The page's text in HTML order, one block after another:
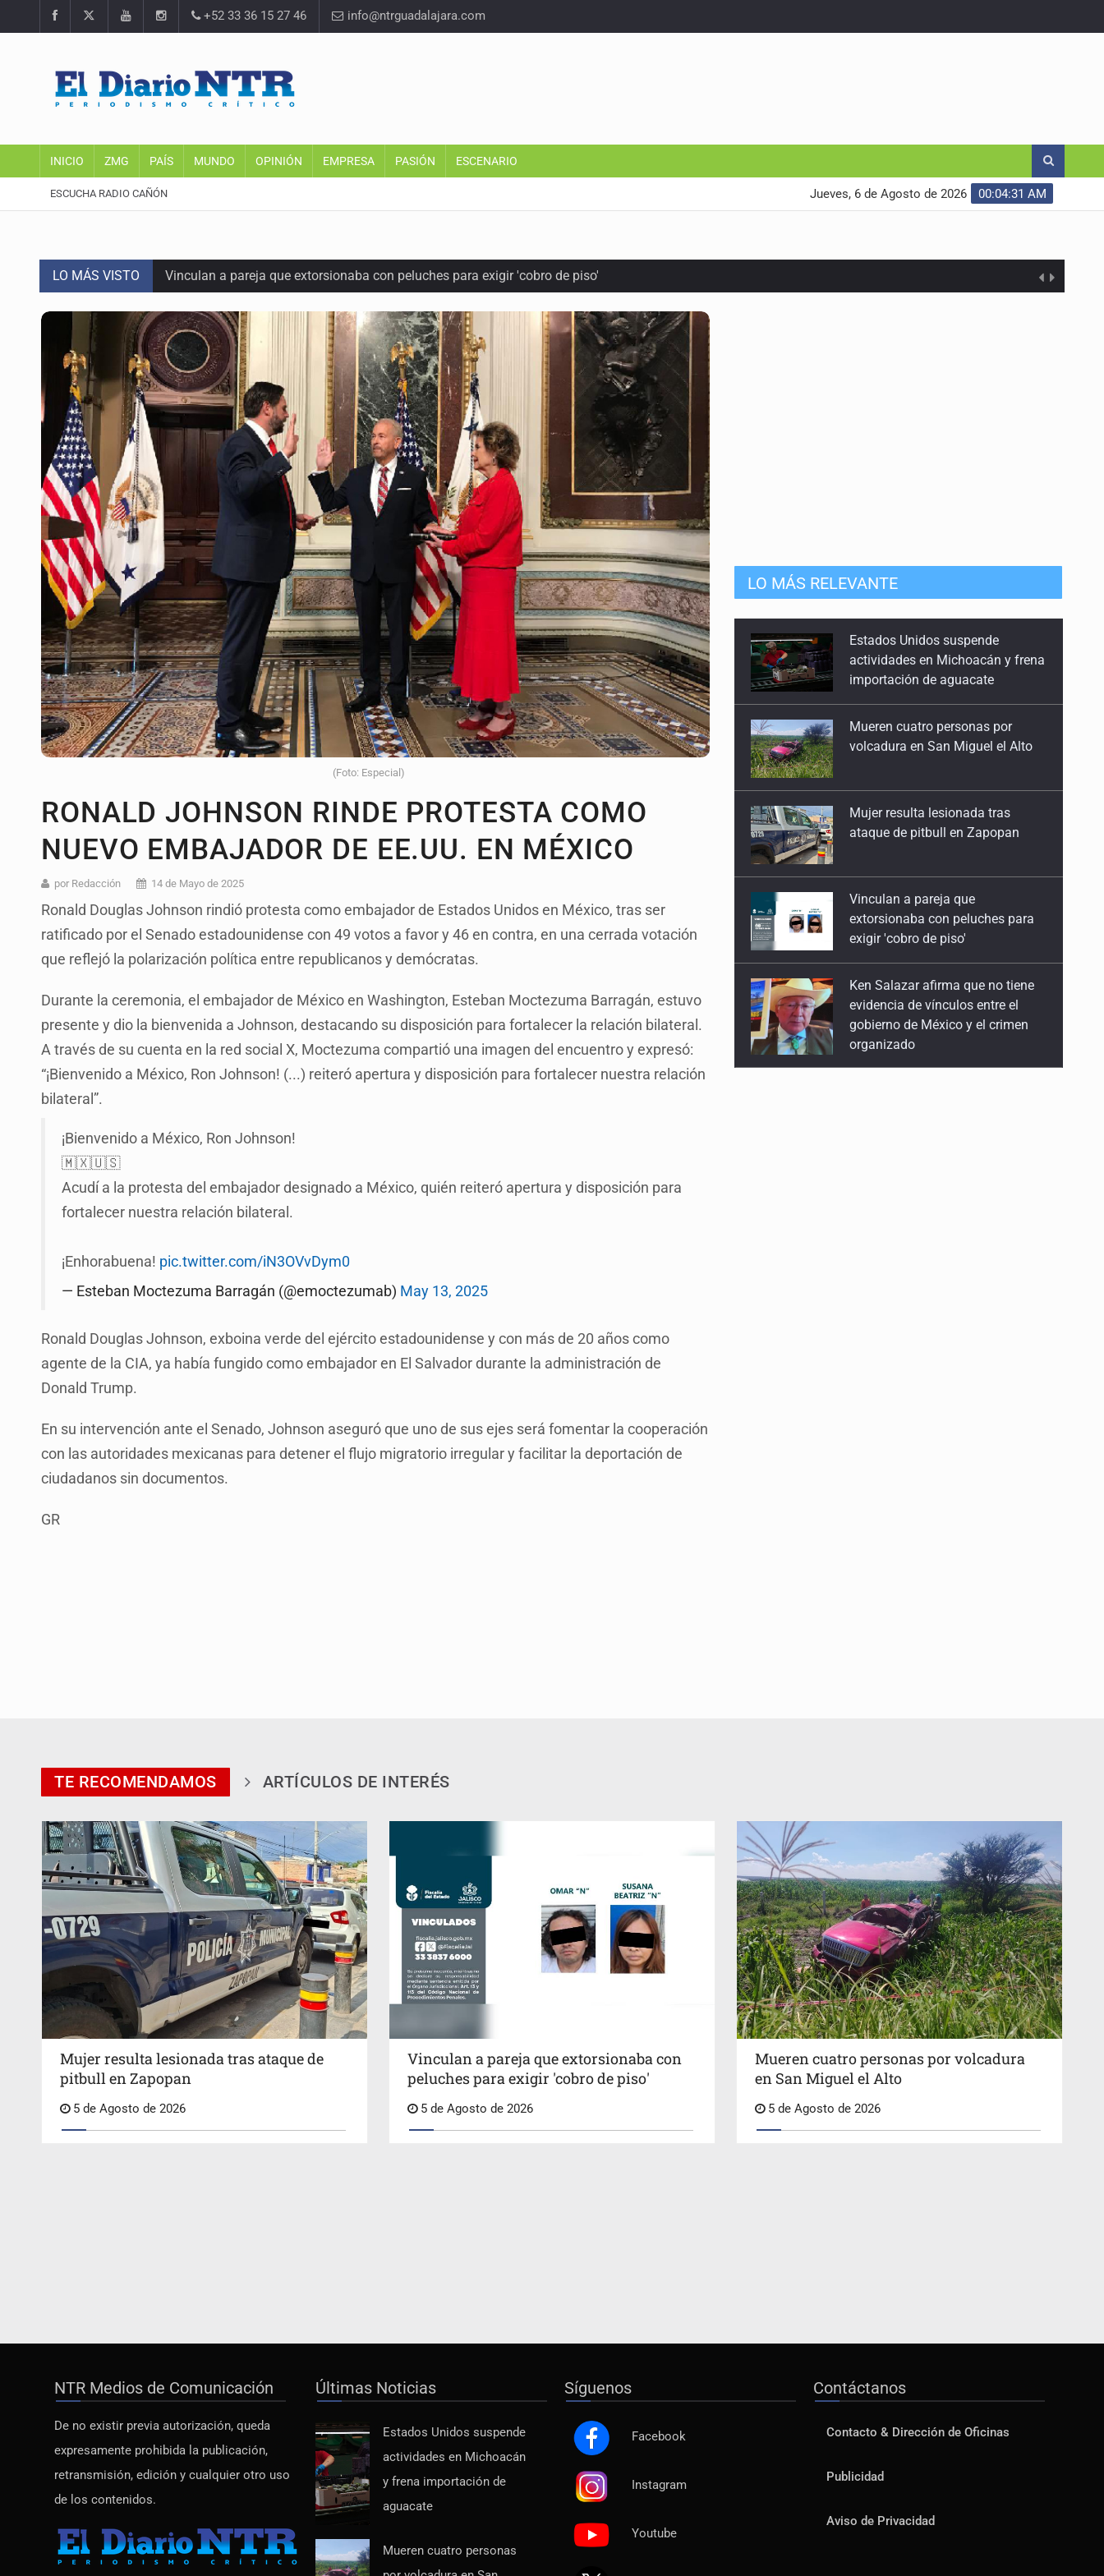
+52 33 36 15 27 46 info@ntrguadalajara.com
INICIO ZMG PAÍS MUNDO OPINIÓN EMPRESA PASIÓN ESCENARIO
ESCUCHA RADIO CAÑÓN 00:04:32 AM
Jueves, 6 de Agosto de 2026
LO MÁS VISTO Vinculan a pareja que extorsionaba con peluches para exigir 'cobro de piso'
Mueren cuatro personas por volcadura en San Miguel el Alto
Ken Salazar afirma que no tiene evidencia de vínculos entre el gobierno de México y el crimen organizado
Sheinbaum se reúnen secretario de Estado del Vaticano
Parolin expresa respaldo a madres buscadoras
Impulsan jornada informativa sobre epilepsia en Six Flags
Visita del cardenal Pietro Parolin fortalecerá la relación entre México y el Vaticano
Regular redes sociales es viable si se garantiza la libertad de expresión y los derechos humanos: R3D
Jalisco se suma a la Jornada Nacional de Reforestación; plantará 250 mil árboles en 2026
Mujer resulta lesionada tras ataque de pitbull en Zapopan
(Foto: Especial)
RONALD JOHNSON RINDE PROTESTA COMO
NUEVO EMBAJADOR DE EE.UU. EN MÉXICO
por Redacción 14 de Mayo de 2025
Ronald Douglas Johnson rindió protesta como embajador de Estados Unidos en México, tras ser
ratificado por el Senado estadounidense con 49 votos a favor y 46 en contra, en una cerrada votación
que reflejó la polarización política entre republicanos y demócratas.
Durante la ceremonia, el embajador de México en Washington, Esteban Moctezuma Barragán, estuvo
presente y dio la bienvenida a Johnson, destacando su disposición para fortalecer la relación bilateral.
A través de su cuenta en la red social X, Moctezuma compartió una imagen del encuentro y expresó:
“¡Bienvenido a México, Ron Johnson! (...) reiteró apertura y disposición para fortalecer nuestra relación
bilateral”.
¡Bienvenido a México, Ron Johnson!
🇲🇽🇺🇸
Acudí a la protesta del embajador designado a México, quién reiteró apertura y disposición para
fortalecer nuestra relación bilateral.
¡Enhorabuena! pic.twitter.com/iN3OVvDym0
— Esteban Moctezuma Barragán (@emoctezumab) May 13, 2025
Ronald Douglas Johnson, exboina verde del ejército estadounidense y con más de 20 años como
agente de la CIA, ya había fungido como embajador en El Salvador durante la administración de
Donald Trump.
En su intervención ante el Senado, Johnson aseguró que uno de sus ejes será fomentar la cooperación
con las autoridades mexicanas para detener el flujo migratorio irregular y facilitar la deportación de
ciudadanos sin documentos.
GR
LO MÁS RELEVANTE
Mueren cuatro personas por
volcadura en San Miguel el Alto
Mujer resulta lesionada tras
ataque de pitbull en Zapopan
Vinculan a pareja que
extorsionaba con peluches para
Ken Salazar afirma que no tiene
evidencia de vínculos entre el
gobierno de México y el crimen
Sheinbaum se reúnen secretario
de Estado del Vaticano
TE RECOMENDAMOS ARTÍCULOS DE INTERÉS
Mujer resulta lesionada tras ataque de
pitbull en Zapopan
5 de Agosto de 2026
Vinculan a pareja que extorsionaba con
peluches para exigir 'cobro de piso'
5 de Agosto de 2026
Mueren cuatro personas por volcadura
en San Miguel el Alto
5 de Agosto de 2026
NTR Medios de Comunicación
De no existir previa autorización, queda
expresamente prohibida la publicación,
retransmisión, edición y cualquier otro uso
de los contenidos.
Últimas Noticias
Estados Unidos suspende
actividades en Michoacán
y frena importación de
aguacate
Mueren cuatro personas
Síguenos
Facebook
Instagram
Youtube
Contáctanos
Contacto & Dirección de Oficinas
Publicidad
Aviso de Privacidad